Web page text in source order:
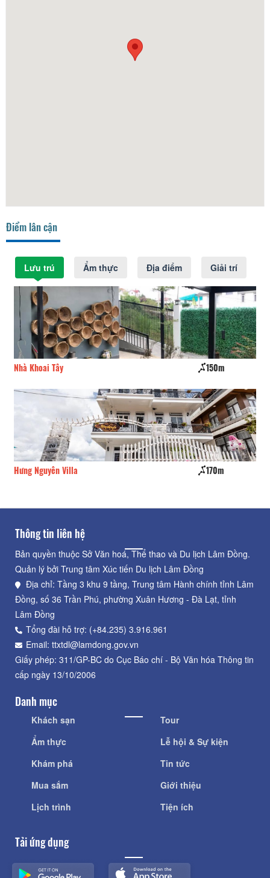
Điểm lân cận
Lưu trú Ẩm thực Địa điểm Giải trí
170m
Thông tin liên hệ
Bản quyền thuộc Sở Văn hoá, Thể thao và Du lịch Lâm Đồng.
Quản lý bởi Trung tâm Xúc tiến Du lịch Lâm Đồng
Địa chỉ: Tầng 3 khu 9 tầng, Trung tâm Hành chính tỉnh Lâm
Đồng, số 36 Trần Phú, phường Xuân Hương - Đà Lạt, tỉnh
Lâm Đồng
Tổng đài hỗ trợ: (+84.235) 3.916.961
Email: ttxtdl@lamdong.gov.vn
Giấy phép: 311/GP-BC do Cục Báo chí - Bộ Văn hóa Thông tin
cấp ngày 13/10/2006
Danh mục
Khách sạn
Ẩm thực
Khám phá
Mua sắm
Lịch trình
Tour
Lễ hội & Sự kiện
Tin tức
Giới thiệu
Tiện ích
Tải ứng dụng